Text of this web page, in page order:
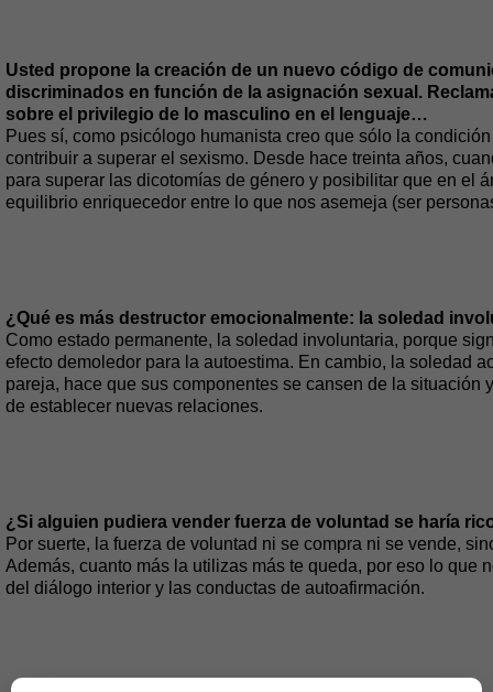
Usted propone la creación de un nuevo código de
discriminados en función de la asignación sexual.
sobre el privilegio de lo masculino en el lenguaje…
Pues sí, como psicólogo humanista creo que sólo la
contribuir a superar el sexismo. Desde hace treinta años,
para superar las dicotomías de género y posibilitar que en el
equilibrio enriquecedor entre lo que nos asemeja (ser
¿Qué es más destructor emocionalmente: la soledad
Como estado permanente, la soledad involuntaria, porque
efecto demoledor para la autoestima. En cambio, la soledad
pareja, hace que sus componentes se cansen de la
de establecer nuevas relaciones.
¿Si alguien pudiera vender fuerza de voluntad se haría
Por suerte, la fuerza de voluntad ni se compra ni se vende,
Además, cuanto más la utilizas más te queda, por eso lo que
del diálogo interior y las conductas de autoafirmación.